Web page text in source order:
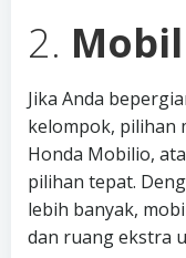
2.
Jika Anda
kelompok, pilihan
Honda Mobilio,
pilihan tepat.
lebih banyak,
dan ruang ekstra